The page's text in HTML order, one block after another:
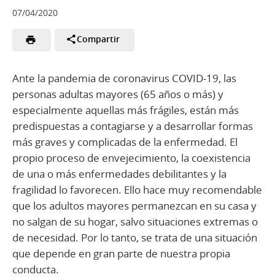
07/04/2020
Compartir
Ante la pandemia de coronavirus COVID-19, las
personas adultas mayores (65 años o más) y
especialmente aquellas más frágiles, están más
predispuestas a contagiarse y a desarrollar formas
más graves y complicadas de la enfermedad. El
propio proceso de envejecimiento, la coexistencia
de una o más enfermedades debilitantes y la
fragilidad lo favorecen. Ello hace muy recomendable
que los adultos mayores permanezcan en su casa y
no salgan de su hogar, salvo situaciones extremas o
de necesidad. Por lo tanto, se trata de una situación
que depende en gran parte de nuestra propia
conducta.